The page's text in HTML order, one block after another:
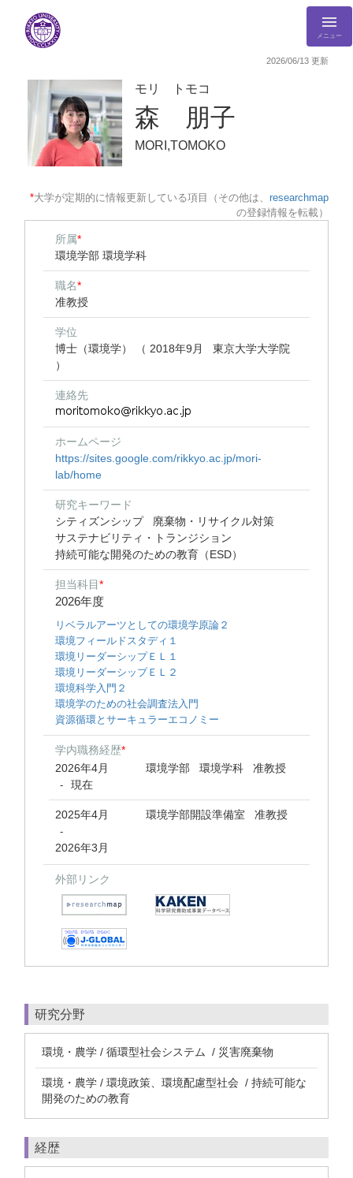
メニュー
2026/06/13 更新
モリ トモコ
森 朋子
MORI,TOMOKO
*大学が定期的に情報更新している項目（その他は、 researchmap
の登録情報を転載）
所属*
環境学部 環境学科
職名*
准教授
学位
博士（環境学） （ 2018年9月 東京大学大学院
）
連絡先
ホームページ
https://sites.google.com/rikkyo.ac.jp/mori-
lab/home
研究キーワード
シティズンシップ
廃棄物・リサイクル対策
サステナビリティ・トランジション
持続可能な開発のための教育（ESD）
担当科目*
2026年度
リベラルアーツとしての環境学原論２
環境フィールドスタディ１
環境リーダーシップＥＬ１
環境リーダーシップＥＬ２
環境科学入門２
環境学のための社会調査法入門
資源循環とサーキュラーエコノミー
学内職務経歴*
2026年4月
- 現在
環境学部 環境学科 准教授
2025年4月
-
2026年3月
環境学部開設準備室 准教授
外部リンク
研究分野
環境・農学 / 循環型社会システム / 災害廃棄物
環境・農学 / 環境政策、環境配慮型社会 / 持続可能な
開発のための教育
経歴